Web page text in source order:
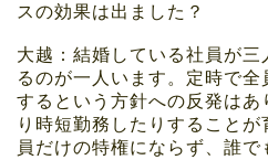
スの効果は出ました？
大越：結婚している社員が
るのが一人います。定時で
するという方針への反発はあ
り時短勤務したりすること
員だけの特権にならず、誰